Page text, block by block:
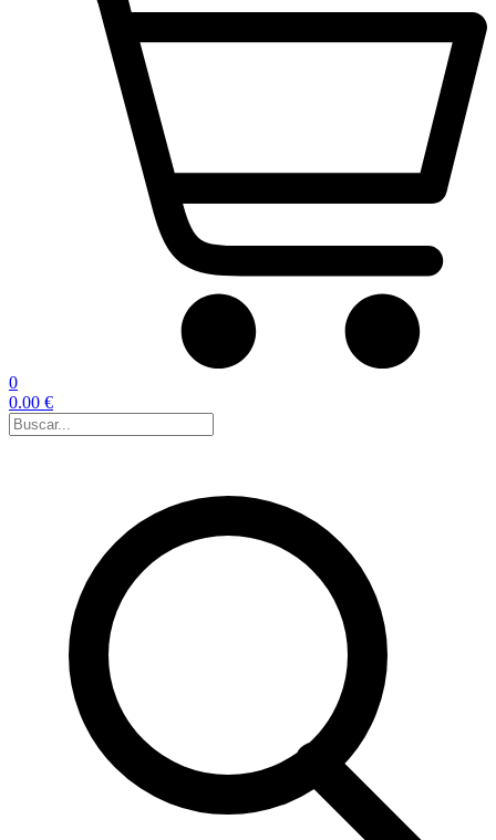
0
0.00 €